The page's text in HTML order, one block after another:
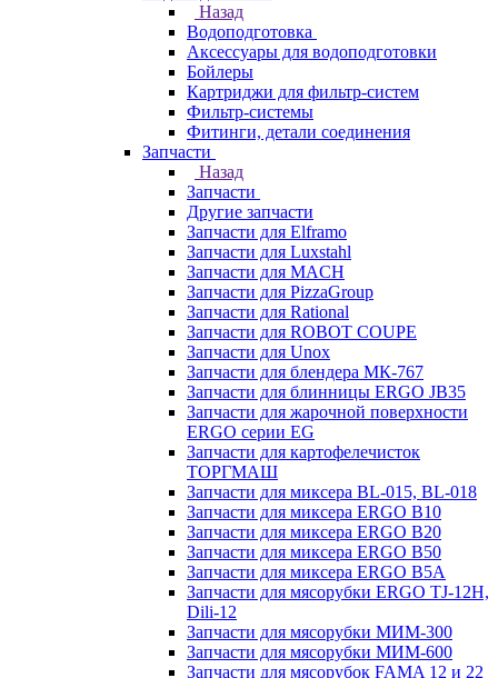
Назад
Водоподготовка
Аксессуары для водоподготовки
Бойлеры
Картриджи для фильтр-систем
Фильтр-системы
Фитинги, детали соединения
Запчасти
Назад
Запчасти
Другие запчасти
Запчасти для Elframo
Запчасти для Luxstahl
Запчасти для MACH
Запчасти для PizzaGroup
Запчасти для Rational
Запчасти для ROBOT COUPE
Запчасти для Unox
Запчасти для блендера МК-767
Запчасти для блинницы ERGO JB35
Запчасти для жарочной поверхности
ERGO серии EG
Запчасти для картофелечисток
ТОРГМАШ
Запчасти для миксера BL-015, BL-018
Запчасти для миксера ERGO B10
Запчасти для миксера ERGO B20
Запчасти для миксера ERGO B50
Запчасти для миксера ERGO B5A
Запчасти для мясорубки ERGO TJ-12H,
Dili-12
Запчасти для мясорубки МИМ-300
Запчасти для мясорубки МИМ-600
Запчасти для мясорубок FAMA 12 и 22